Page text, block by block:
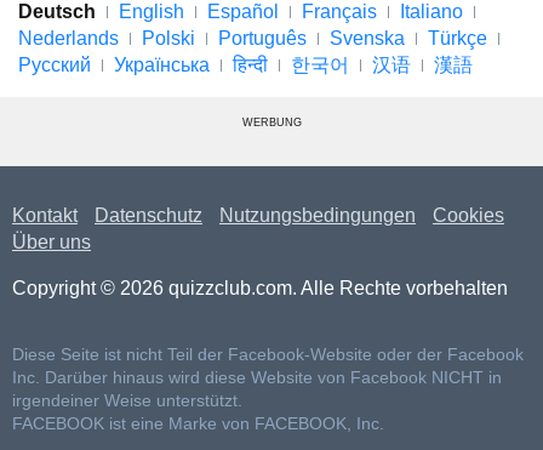
Deutsch English Español Français
Italiano
Nederlands
Polski Português Svenska
Türkçe
Русский
Українська हिन्दी 한국어 汉语 漢語
WERBUNG
Kontakt Datenschutz Nutzungsbedingungen
Cookies
Über uns
Copyright © 2026 quizzclub.com. Alle Rechte vorbehalten
Diese Seite ist nicht Teil der Facebook-Website oder der Facebook
Inc. Darüber hinaus wird diese Website von Facebook NICHT in
irgendeiner Weise unterstützt.
FACEBOOK ist eine Marke von FACEBOOK, Inc.